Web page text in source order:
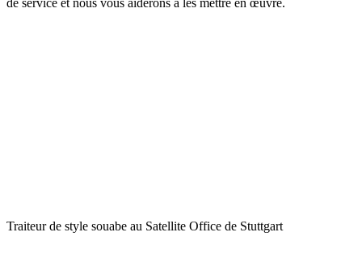
de service et nous vous aiderons à les mettre en œuvre.
Traiteur de style souabe au Satellite Office de Stuttgart